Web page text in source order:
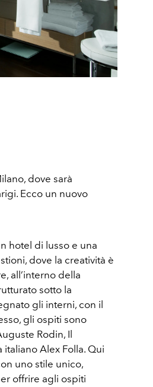
dove sarà
Ecco un nuovo
hotel di lusso e una
dove la creatività è
all’interno della
sotto la
gli interni, con il
gli ospiti sono
Rodin, Il
italiano Alex Folla. Qui
uno stile unico,
offrire agli ospiti